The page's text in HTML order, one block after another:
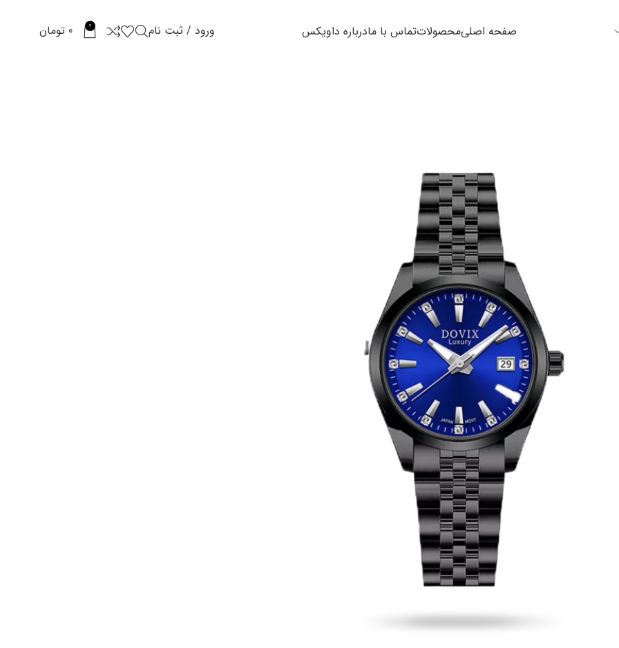
صفحه اصلیمحصولاتتماس با مادرباره داویکس ورود / ثبت نام 0
0 تومان